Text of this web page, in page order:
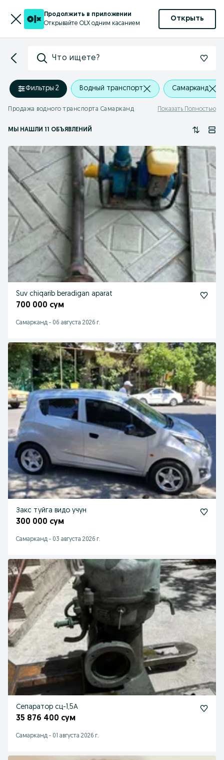
Продолжить в приложении
Открывайте OLX одним касанием
Открыть
Что ищете?
Фильтры·2 Водный транспорт Самарканд
Продажа водного транспорта Самарканд Показать Полностью
МЫ НАШЛИ 11 ОБЪЯВЛЕНИЙ
Suv chiqarib beradigan aparat
700 000 сум
Самарканд - 06 августа 2026 г.
Закс туйга видо учун
300 000 сум
Самарканд - 03 августа 2026 г.
Сепаратор сц-1,5А
35 876 400 сум
Самарканд - 01 августа 2026 г.